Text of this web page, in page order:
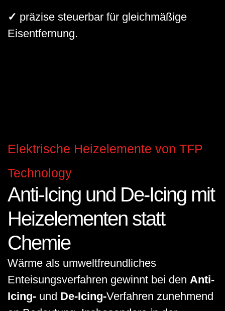
✓ präzise steuerbar für gleichmäßige
Eisentfernung.
Elektrische Heizelemente von TFP
Technology
Anti-Icing und De-Icing mit
Heizelementen statt
Chemie
Wärme als umweltfreundliches
Enteisungsverfahren gewinnt bei den Anti-
Icing- und De-Icing-Verfahren zunehmend